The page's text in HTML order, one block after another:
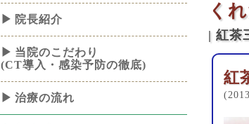
院長紹介
当院のこだわり
(CT導入・感染予防の徹底)
治療の流れ
く
| 紅茶
紅